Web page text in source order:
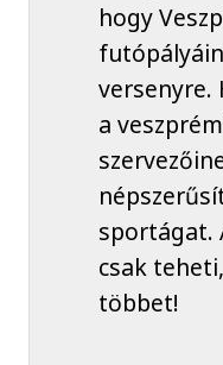
hogy
versenyre.
a
sportágat.
csak
többet!